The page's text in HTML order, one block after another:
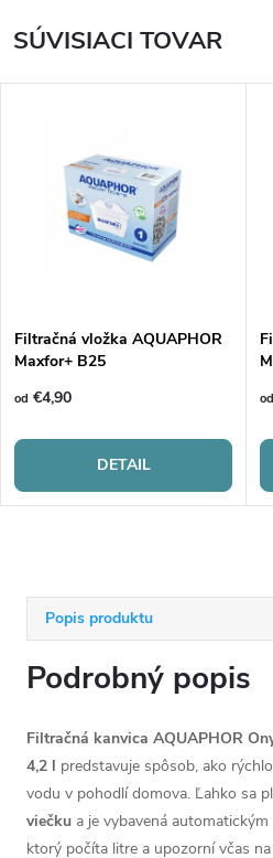
Popis produktu
Podrobný popis
Filtračná kanvica AQUAPHOR
4,2 l predstavuje spôsob, ako
vodu v pohodlí domova. Ľahko sa
viečku a je vybavená automatickým
ktorý počíta litre a upozorní včas
SÚVISIACI TOVAR
Filtračná vložka AQUAPHOR
Maxfor+ B25
od €4,90
DETAIL
od